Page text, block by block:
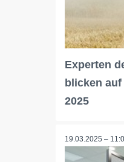
Experten
blicken
2025
19.03.2025 –